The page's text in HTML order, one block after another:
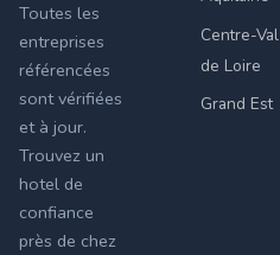
Toutes les
entreprises
référencées
sont vérifiées
et à jour.
Trouvez un
hotel de
confiance
près de chez
Centre-Val
de Loire
Grand Est